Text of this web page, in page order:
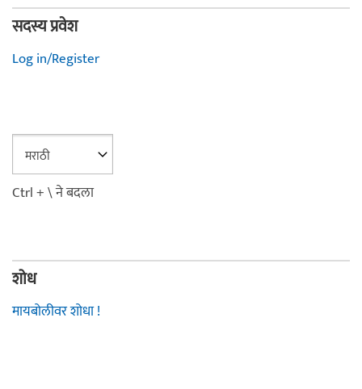
सदस्य प्रवेश
Log in/Register
Ctrl + \ ने बदला
शोध
मायबोलीवर शोधा !